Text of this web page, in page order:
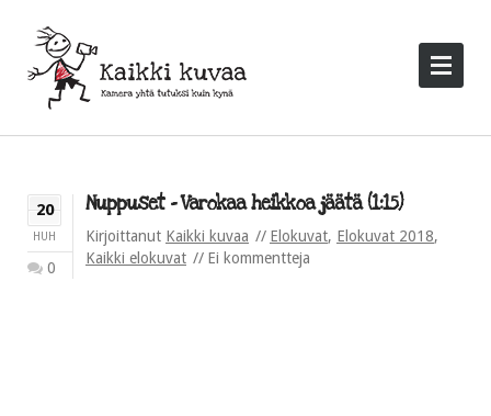
20
HUH
0
Nuppuset – Varokaa heikkoa jäätä (1:15)
Kirjoittanut Kaikki kuvaa Elokuvat, Elokuvat 2018,
Kaikki elokuvat
Ei kommentteja